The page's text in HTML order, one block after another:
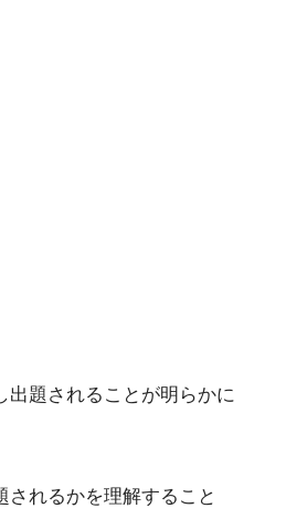
出題されることが明らかに
れるかを理解すること